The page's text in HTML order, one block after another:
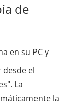
de
en su PC y
el
La
la